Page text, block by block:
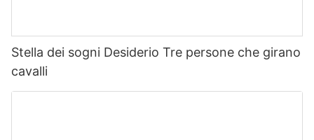
Stella dei sogni Desiderio Tre persone che girano
cavalli